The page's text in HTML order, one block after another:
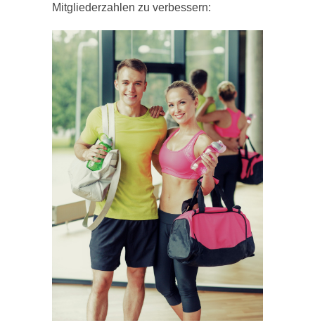
Mitgliederzahlen zu verbessern: